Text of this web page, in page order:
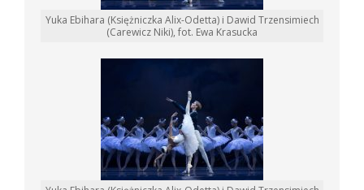
Yuka Ebihara (Księżniczka Alix-Odetta) i Dawid Trzensimiech
(Carewicz Niki), fot. Ewa Krasucka